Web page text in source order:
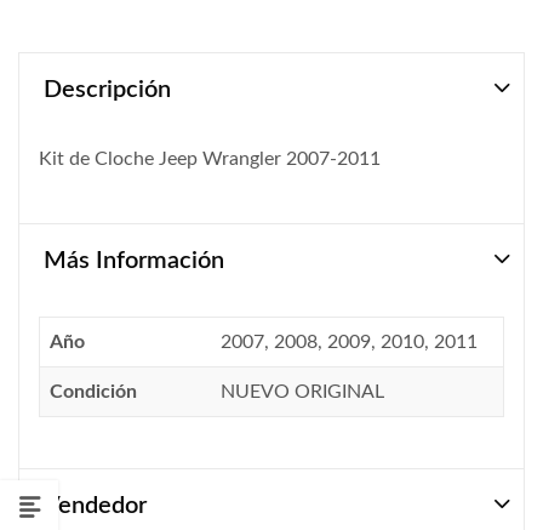
Descripción
Kit de Cloche Jeep Wrangler 2007-2011
Más Información
Año 2007, 2008, 2009, 2010, 2011
Condición NUEVO ORIGINAL
Vendedor